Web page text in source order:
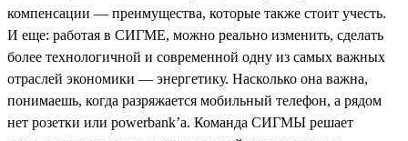
компенсации — преимущества, которые также стоит учесть.
И еще: работая в СИГМЕ, можно реально изменить, сделать
более технологичной и современной одну из самых важных
отраслей экономики — энергетику. Насколько она важна,
понимаешь, когда разряжается мобильный телефон, а рядом
нет розетки или powerbank’a. Команда СИГМЫ решает